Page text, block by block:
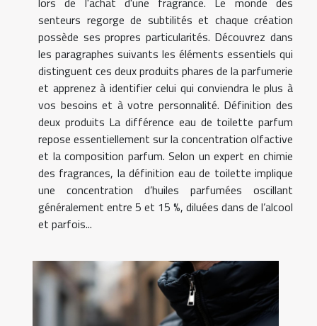
senteurs regorge de subtilités et chaque création
possède ses propres particularités. Découvrez dans
les paragraphes suivants les éléments essentiels qui
distinguent ces deux produits phares de la parfumerie
et apprenez à identifier celui qui conviendra le plus à
vos besoins et à votre personnalité. Définition des
deux produits La différence eau de toilette parfum
repose essentiellement sur la concentration olfactive
et la composition parfum. Selon un expert en chimie
des fragrances, la définition eau de toilette implique
une concentration d’huiles parfumées oscillant
généralement entre 5 et 15 %, diluées dans de l’alcool
et parfois...